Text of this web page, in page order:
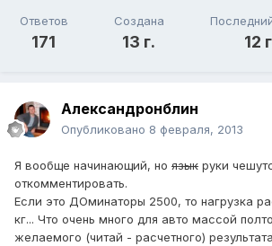
Ответов
171
Создана
13 г. 12
Александронблин
Опубликовано 8 февраля, 2013
Я вообще начинающий, но язык руки
откомментировать.
Если это ДОминаторы 2500, то нагрузка
кг... Что очень много для авто массой
желаемого (читай - расчетного)